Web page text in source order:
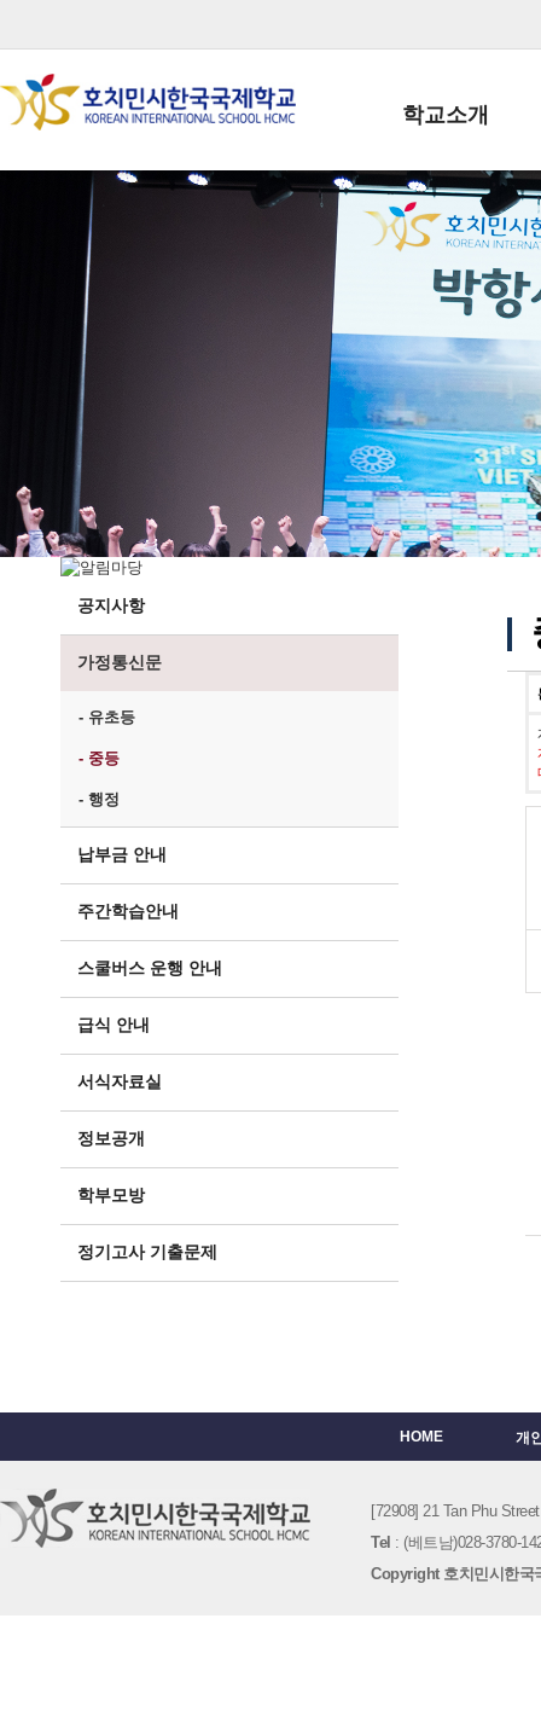
학교소개
학교장인사말
학생회장인사말
학교상징
학교 CI
교직원현황
학생현황
위치/전화
전경사진
공지사항
가정통신문
- 유초등
- 중등
- 행정
납부금 안내
주간학습안내
스쿨버스 운행 안내
급식 안내
서식자료실
정보공개
학부모방
정기고사 기출문제
HOME 개
[72908] 21 Tan Phu
Tel : (베트남)028-3780-
Copyright 호치민시한국